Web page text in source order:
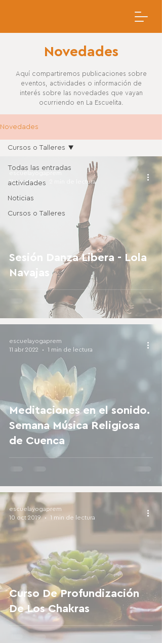
Novedades
Aquí compartiremos publicaciones sobre
eventos, actividades o información de
interés sobre las novedades que vayan
ocurriendo en La Escuelita.
Novedades
Todas las entradas
actividades
Noticias
Cursos o Talleres
Cursos o Talleres
Sesión Danza Libera - Lola
Navajas
11 nov 2025
2 min de lectura
Meditaciones en el sonido.
Semana Música Religiosa
de Cuenca
escuelayogaprem
11 abr 2022
1 min de lectura
Curso De Profundización
De Los Chakras
escuelayogaprem
10 oct 2019
1 min de lectura